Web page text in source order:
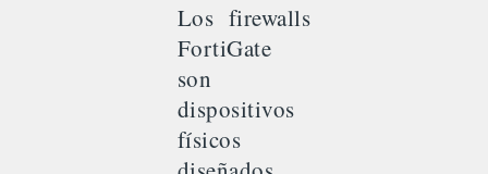
Los firewalls
FortiGate
son
dispositivos
físicos